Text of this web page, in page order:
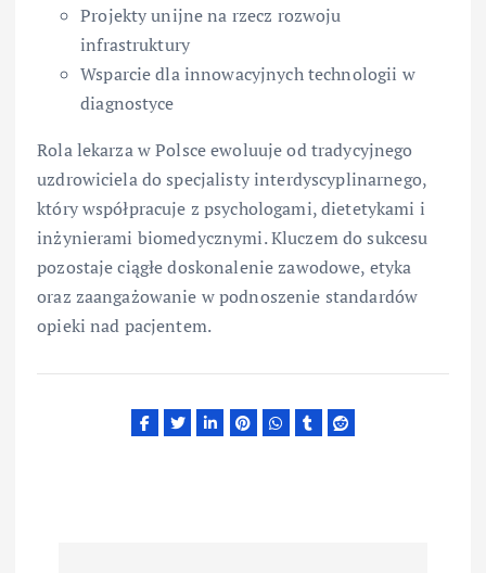
Projekty unijne na rzecz rozwoju
infrastruktury
Wsparcie dla innowacyjnych technologii w
diagnostyce
Rola lekarza w Polsce ewoluuje od tradycyjnego
uzdrowiciela do specjalisty interdyscyplinarnego,
który współpracuje z psychologami, dietetykami i
inżynierami biomedycznymi. Kluczem do sukcesu
pozostaje ciągłe doskonalenie zawodowe, etyka
oraz zaangażowanie w podnoszenie standardów
opieki nad pacjentem.